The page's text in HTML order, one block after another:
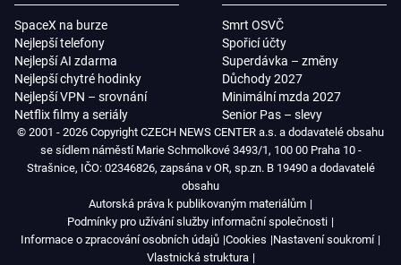
SpaceX na burze
Nejlepší telefony
Nejlepší AI zdarma
Nejlepší chytré hodinky
Nejlepší VPN – srovnání
Netflix filmy a seriály
Smrt OSVČ
Spořicí účty
Superdávka – změny
Důchody 2027
Minimální mzda 2027
Senior Pas – slevy
© 2001 - 2026 Copyright CZECH NEWS CENTER a.s. a dodavatelé obsahu
se sídlem náměstí Marie Schmolkové 3493/1, 100 00 Praha 10 -
Strašnice, IČO: 02346826, zapsána v OR, sp.zn. B 19490 a dodavatelé
obsahu
Autorská práva k publikovaným materiálům
Podmínky pro užívání služby informační společnosti
Informace o zpracování osobních údajů Cookies Nastavení soukromí
Vlastnická struktura